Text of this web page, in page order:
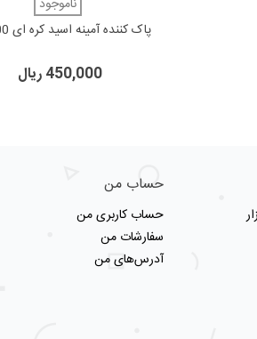
ناموجود
پاک کننده آمینه اسید کره ای 100 میل
450,000 ریال
حساب من
حساب کاربری من
سفارشات من
آدرس‌های من